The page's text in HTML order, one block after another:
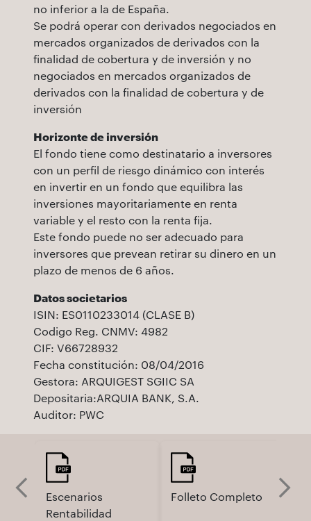
no inferior a la de España.
Se podrá operar con derivados negociados en
mercados organizados de derivados con la
finalidad de cobertura y de inversión y no
negociados en mercados organizados de
derivados con la finalidad de cobertura y de
inversión
Horizonte de inversión
El fondo tiene como destinatario a inversores
con un perfil de riesgo dinámico con interés
en invertir en un fondo que equilibra las
inversiones mayoritariamente en renta
variable y el resto con la renta fija.
Este fondo puede no ser adecuado para
inversores que prevean retirar su dinero en un
plazo de menos de 6 años.
Datos societarios
ISIN: ES0110233014 (CLASE B)
Codigo Reg. CNMV: 4982
CIF: V66728932
Fecha constitución: 08/04/2016
Gestora: ARQUIGEST SGIIC SA
Depositaria:ARQUIA BANK, S.A.
Auditor: PWC
Escenarios
Rentabilidad
Folleto Completo